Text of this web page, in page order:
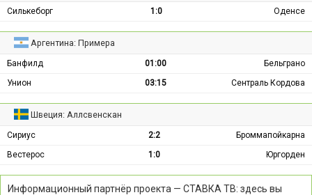
Силькеборг 1:0 Оденсе
Аргентина: Примера
Банфилд 01:00
Бельграно
Унион
03:15 Сентраль Кордова
Швеция: Аллсвенскан
Сириус 2:2
Броммапойкарна
Вестерос
1:0 Юргорден
Информационный партнёр проекта — СТАВКА ТВ: здесь вы